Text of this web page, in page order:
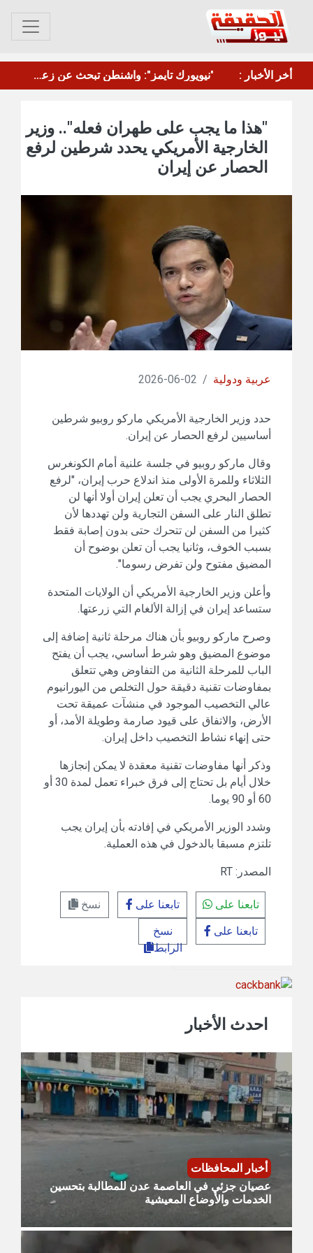
أخر الأخبار : مقتل عنصر من الجيش السوري وإصابة اثنين بهجوم في ريف دير الزور
"هذا ما يجب على طهران فعله".. وزير
الخارجية الأمريكي يحدد شرطين لرفع
الحصار عن إيران
عربية ودولية /
02-06-2026
حدد وزير الخارجية الأمريكي ماركو روبيو شرطين
أساسيين لرفع الحصار عن إيران.
وقال ماركو روبيو في جلسة علنية أمام الكونغرس
الثلاثاء وللمرة الأولى منذ اندلاع حرب إيران، "لرفع
الحصار البحري يجب أن تعلن إيران أولا أنها لن
تطلق النار على السفن التجارية ولن تهددها لأن
كثيرا من السفن لن تتحرك حتى بدون إصابة فقط
بسبب الخوف، وثانيا يجب أن تعلن بوضوح أن
المضيق مفتوح ولن تفرض رسوما".
وأعلن وزير الخارجية الأمريكي أن الولايات المتحدة
ستساعد إيران في إزالة الألغام التي زرعتها.
وصرح ماركو روبيو بأن هناك مرحلة ثانية إضافة إلى
موضوع المضيق وهو شرط أساسي، يجب أن يفتح
الباب للمرحلة الثانية من التفاوض وهي تتعلق
بمفاوضات تقنية دقيقة حول التخلص من اليورانيوم
عالي التخصيب الموجود في منشآت عميقة تحت
الأرض، والاتفاق على قيود صارمة وطويلة الأمد، أو
حتى إنهاء نشاط التخصيب داخل إيران.
وذكر أنها مفاوضات تقنية معقدة لا يمكن إنجازها
خلال أيام بل تحتاج إلى فرق خبراء تعمل لمدة 30 أو
60 أو 90 يوما.
وشدد الوزير الأمريكي في إفادته بأن إيران يجب
تلتزم مسبقا بالدخول في هذه العملية.
المصدر: RT
تابعنا على تابعنا على
نسخ
تابعنا على
نسخ
الرابط
احدث الأخبار
أخبار المحافظات
عصيان جزئي في العاصمة عدن للمطالبة بتحسين
الخدمات والأوضاع المعيشية